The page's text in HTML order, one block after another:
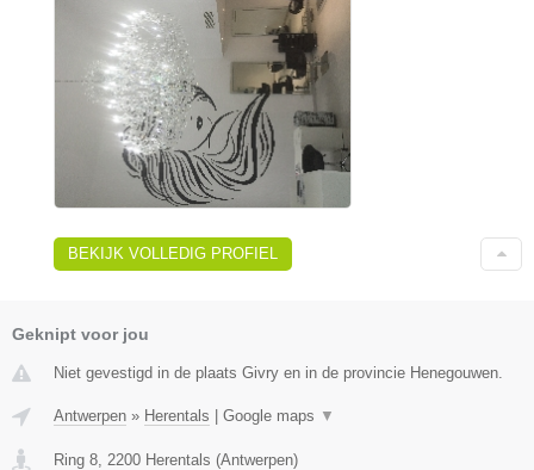
BEKIJK VOLLEDIG PROFIEL
Geknipt voor jou
Niet gevestigd in de plaats Givry en in de provincie Henegouwen.
Antwerpen » Herentals | Google maps ▼
Ring 8 2200 Herentals (Antwerpen)